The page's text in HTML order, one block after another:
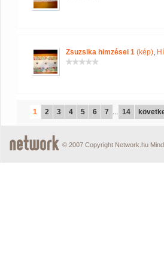
Zsuzsika himzései 1 (kép),
1 2 3 4 5 6 7 ... 14
© 2007 Copyright Network.hu